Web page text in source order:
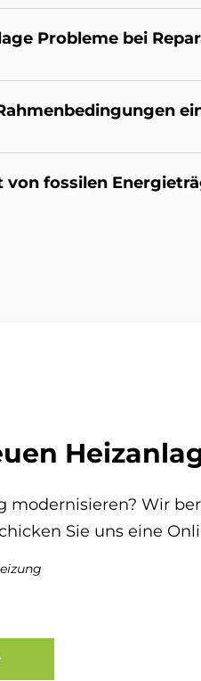
Pro­ble­me bei
von fos­si­len
modernisieren? Wir
Sie uns eine